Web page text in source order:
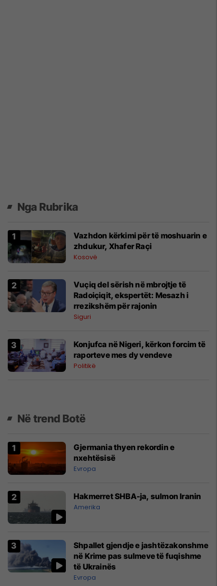
Nga Rubrika
Vazhdon kërkimi për të moshuarin e
zhdukur, Xhafer Raçi
Kosovë
Vuçiq del sërish në mbrojtje të
Radoiçiqit, ekspertët: Mesazh i
rrezikshëm për rajonin
Siguri
Konjufca në Nigeri, kërkon forcim të
raporteve mes dy vendeve
Politikë
Në trend Botë
Gjermania thyen rekordin e
nxehtësisë
Evropa
Hakmerret SHBA-ja, sulmon Iranin
Amerika
Shpallet gjendje e jashtëzakonshme
në Krime pas sulmeve të fuqishme
të Ukrainës
Evropa